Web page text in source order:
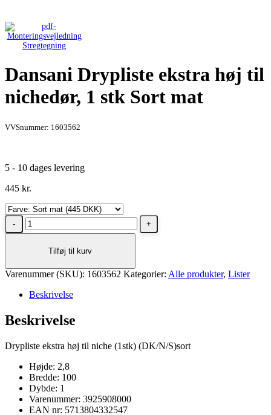
Stregtegning
Dansani Drypliste ekstra høj til
nichedør, 1 stk Sort mat
VVSnummer: 1603562
5 - 10 dages levering
445 kr.
Dansani
Drypliste
nichedør,
stk
mat
antal
Tilføj til kurv
Varenummer (SKU): 1603562 Kategorier: Alle produkter, Lister
Beskrivelse
Beskrivelse
Drypliste ekstra høj til niche (1stk) (DK/N/S)sort
Højde: 2,8
Bredde: 100
Dybde: 1
Varenummer: 3925908000
EAN nr: 5713804332547